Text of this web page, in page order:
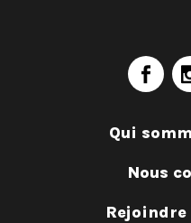
Qui
Nous
Rejoindre